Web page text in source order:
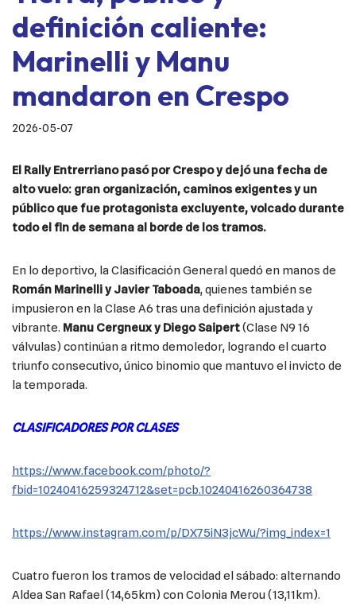
definición caliente:
Marinelli y Manu
mandaron en Crespo
2026-05-07
El Rally Entrerriano pasó por Crespo y dejó una fecha de
alto vuelo: gran organización, caminos exigentes y un
público que fue protagonista excluyente, volcado durante
todo el fin de semana al borde de los tramos.
En lo deportivo, la Clasificación General quedó en manos de
Román Marinelli y Javier Taboada, quienes también se
impusieron en la Clase A6 tras una definición ajustada y
vibrante. Manu Cergneux y Diego Saipert(Clase N9 16
válvulas) continúan a ritmo demoledor, logrando el cuarto
triunfo consecutivo, único binomio que mantuvo el invicto de
la temporada.
CLASIFICADORES POR CLASES
https://www.facebook.com/photo/?
fbid=10240416259324712&set=pcb.10240416260364738
https://www.instagram.com/p/DX75iN3jcWu/?img_index=1
Cuatro fueron los tramos de velocidad el sábado: alternando
Aldea San Rafael (14,65km) con Colonia Merou (13,11km).